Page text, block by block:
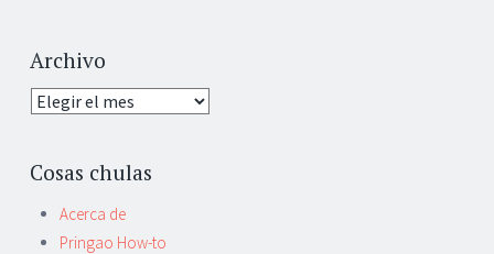
Archivo
Archivo
Cosas chulas
Acerca de
Pringao How-to